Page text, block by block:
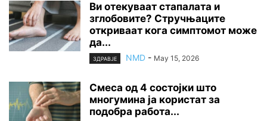
Ви отекуваат стапалата и
зглобовите? Стручњаците
откриваат кога симптомот може
да...
ЗДРАВЈЕ NMD - May 15, 2026
Смеса од 4 состојки што
многумина ја користат за
подобра работа...